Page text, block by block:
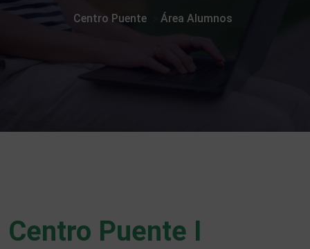
Centro Puente Área Alumnos
Centro Puente I